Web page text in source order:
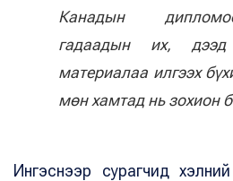
Канадын
гадаадын их, дээд
материалаа илгээх
мөн хамтад нь зохион
Ингэснээр сурагчид